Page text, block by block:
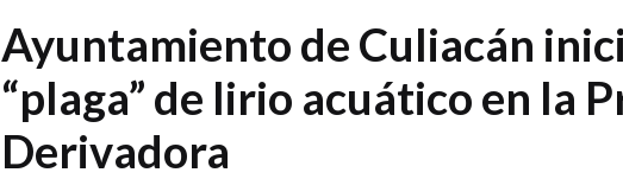
Ayuntamiento de Culiacán
“plaga” de lirio acuático en la
Derivadora